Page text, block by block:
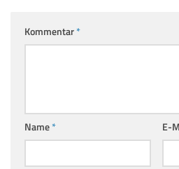
Kommentar*
Name* E-